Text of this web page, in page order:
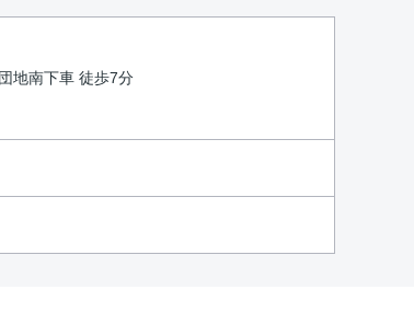
地南下車 徒歩7分